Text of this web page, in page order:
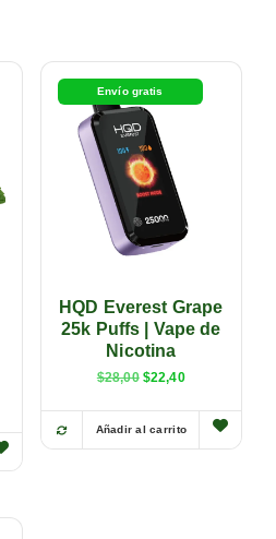
Envío gratis
HQD Everest Grape
25k Puffs | Vape de
Nicotina
$28,00 $22,40
Añadir al carrito